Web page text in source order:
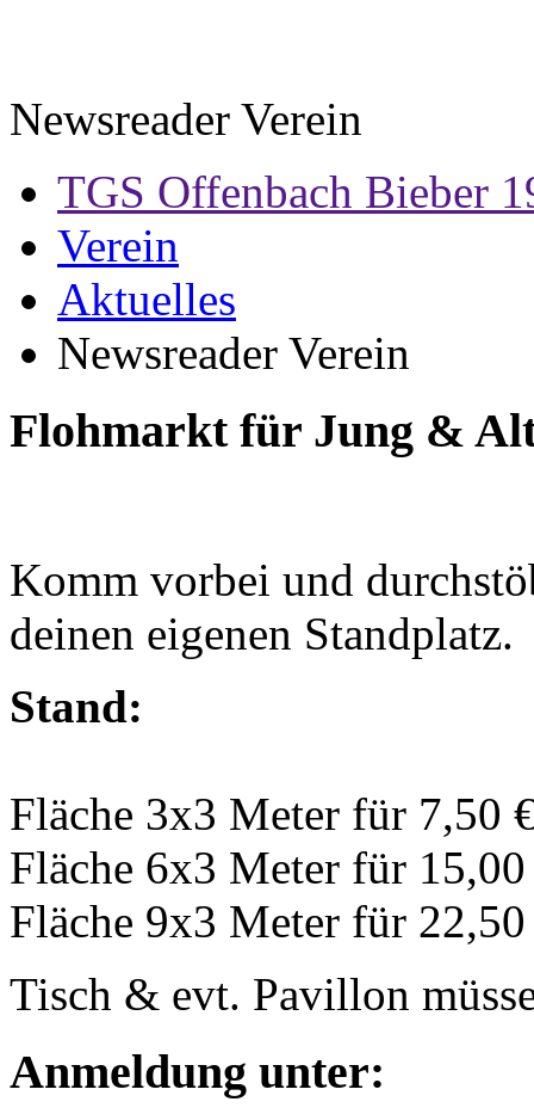
Newsreader Verein
TGS Offenbach Bieber
Verein
Aktuelles
Newsreader Verein
Flohmarkt für Jung &
Komm vorbei und
deinen eigenen Standplatz.
Stand:
Fläche 3x3 Meter für 7,50
Fläche 6x3 Meter für
Fläche 9x3 Meter für
Tisch & evt. Pavillon
Anmeldung unter: